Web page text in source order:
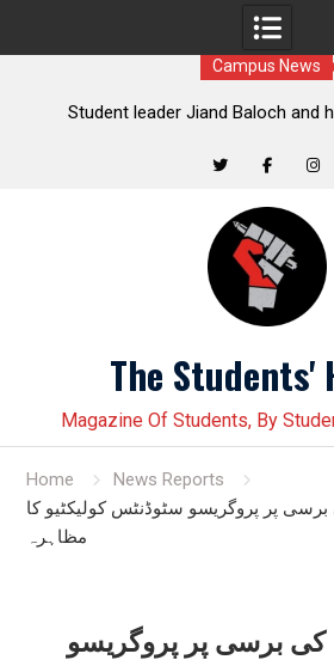
Campus News
Student leader Jiand Baloch and
The Students'
Magazine Of Students, By
Home
News Reports
پر پروگریسو سٹوڈنٹس کولیکٹیو کا
مظاہرہ
برسی پر پروگریسو